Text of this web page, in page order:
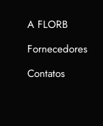
A FLORB
Fornecedores
Contatos